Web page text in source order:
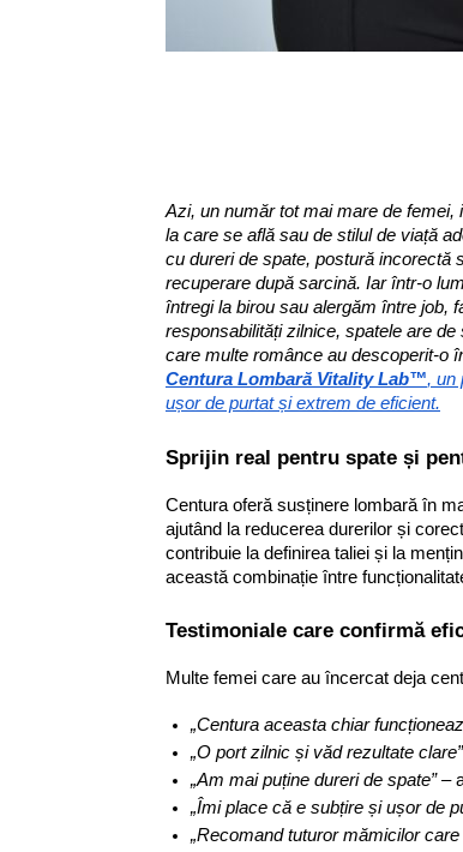
Azi, un număr tot mai mare de femei,
la care se află sau de stilul de viață
cu dureri de spate, postură incorectă
recuperare după sarcină. Iar într-o
întregi la birou sau alergăm între job,
responsabilități zilnice, spatele are de
care multe românce au descoperit-o
Centura Lombară Vitality Lab™, un
ușor de purtat și extrem de eficient.
Sprijin real pentru spate și
Centura oferă susținere lombară în
ajutând la reducerea durerilor și
contribuie la definirea taliei și la
această combinație între
Testimoniale care confirmă
Multe femei care au încercat deja
„Centura aceasta chiar
„O port zilnic și văd rezultate clare”
„Am mai puține dureri de spate”–
„Îmi place că e subțire și ușor de
„Recomand tuturor mămicilor